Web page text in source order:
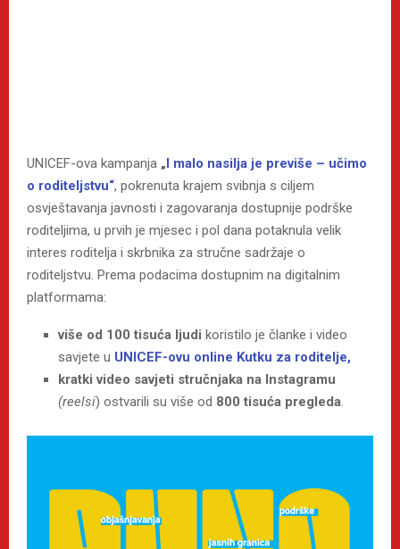
UNICEF-ova kampanja „ I malo nasilja je previše – učimo
o roditeljstvu“, pokrenuta krajem svibnja s ciljem
osvještavanja javnosti i zagovaranja dostupnije podrške
roditeljima, u prvih je mjesec i pol dana potaknula velik
interes roditelja i skrbnika za stručne sadržaje o
roditeljstvu. Prema podacima dostupnim na digitalnim
platformama:
više od 100 tisuća ljudi koristilo je članke i video
savjete u UNICEF-ovu online Kutku za roditelje,
kratki video savjeti stručnjaka na Instagramu
(reelsi) ostvarili su više od 800 tisuća pregleda.